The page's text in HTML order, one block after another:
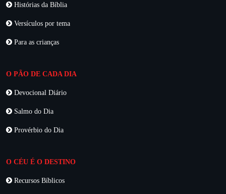
Histórias da Bíblia
Versículos por tema
Para as crianças
O PÃO DE CADA DIA
Devocional Diário
Salmo do Dia
Provérbio do Dia
O CÉU É O DESTINO
Recursos Bíblicos